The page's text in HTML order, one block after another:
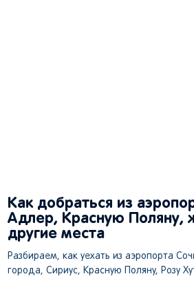
Как добраться из
Адлер, Красную Поляну,
другие места
Разбираем, как уехать из аэропорта
города, Сириус, Красную Поляну, Розу